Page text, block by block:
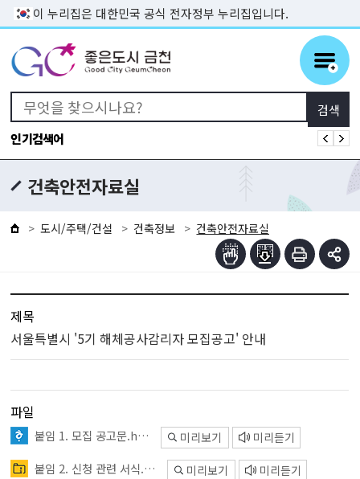
본문 바로가기
이 누리집은 대한민국 공식 전자정부 누리집입니다.
인기검색어
건축안전자료실
도시/주택/건설 건축정보 건축안전자료실
제목
서울특별시 '5기 해체공사감리자 모집공고' 안내
파일
붙임 1. 모집 공고문.hwp 미리보기 미리듣기
붙임 2. 신청 관련 서식.zip 미리보기 미리듣기